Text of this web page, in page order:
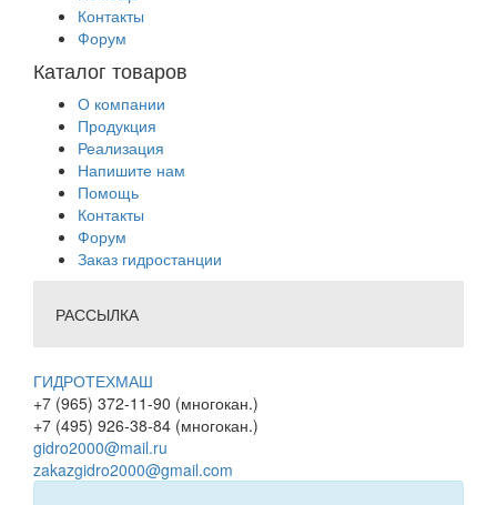
Контакты
Форум
Каталог товаров
О компании
Продукция
Реализация
Напишите нам
Помощь
Контакты
Форум
Заказ гидростанции
РАССЫЛКА
ГИДРОТЕХМАШ
+7 (965) 372-11-90 (многокан.)
+7 (495) 926-38-84 (многокан.)
gidro2000@mail.ru
zakazgidro2000@gmail.com